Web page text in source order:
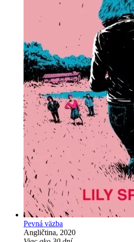
Pevná väzba
Angličtina, 2020